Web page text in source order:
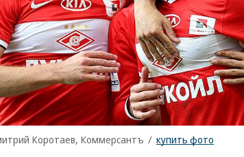
Коротаев, Коммерсантъ / купить фото